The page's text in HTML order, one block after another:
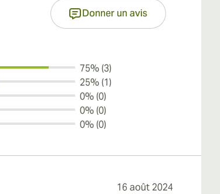
Donner un avis
75% (3)
25% (1)
0% (0)
0% (0)
0% (0)
16 août 2024